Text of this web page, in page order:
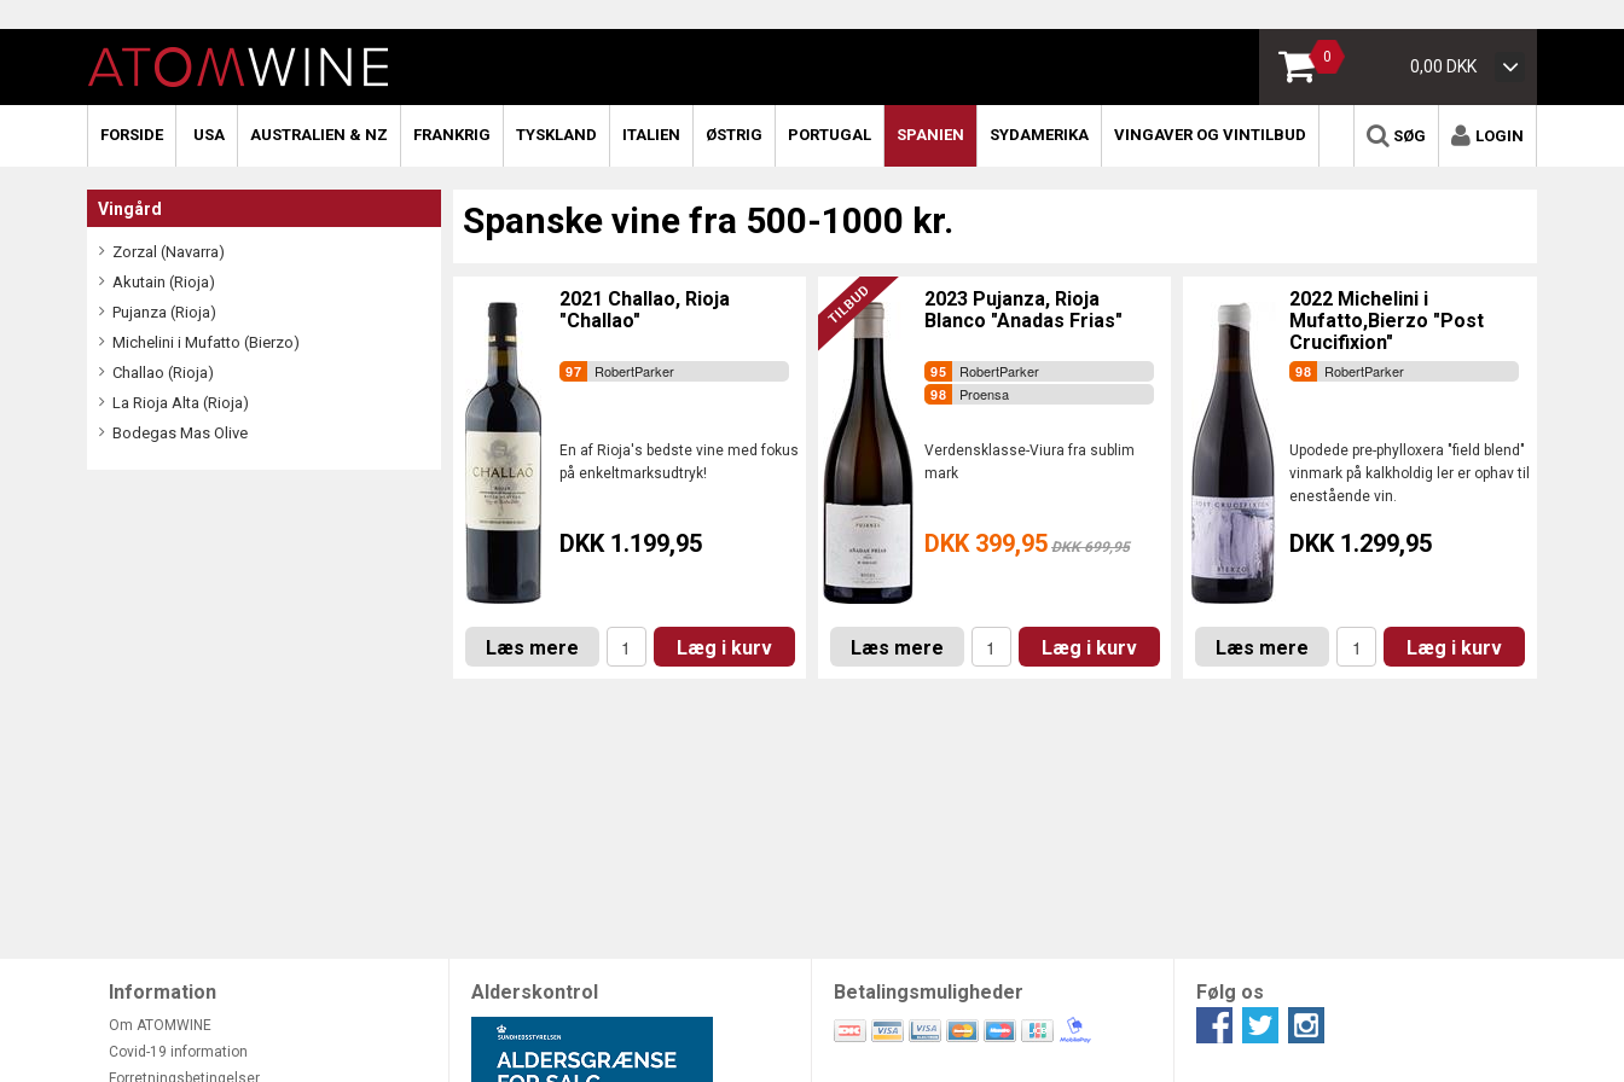
0 0,00 DKK
FORSIDE USA AUSTRALIEN & NZ FRANKRIG TYSKLAND ITALIEN ØSTRIG PORTUGAL SPANIEN SYDAMERIKA VINGAVER OG VINTILBUD LOGIN
SØG
Vingård
Zorzal (Navarra)
Akutain (Rioja)
Pujanza (Rioja)
Michelini i Mufatto (Bierzo)
Challao (Rioja)
La Rioja Alta (Rioja)
Bodegas Mas Olive
Spanske vine fra 500-1000 kr.
2021 Challao, Rioja
"Challao"
RobertParker
En af Rioja's bedste vine med fokus
på enkeltmarksudtryk!
DKK 1.199,95
Læs mere Læg i kurv
2023 Pujanza, Rioja
Blanco "Anadas Frias"
RobertParker
Proensa
Verdensklasse-Viura fra sublim
mark
DKK 399,95 DKK 699,95
Læs mere Læg i kurv
2022 Michelini i
Mufatto,Bierzo "Post
Crucifixion"
RobertParker
Upodede pre-phylloxera "field blend"
vinmark på kalkholdig ler er ophav til
enestående vin.
DKK 1.299,95
Læs mere Læg i kurv
Information
Om ATOMWINE
Covid-19 information
Forretningsbetingelser
Alderskontrol Betalingsmuligheder Følg os